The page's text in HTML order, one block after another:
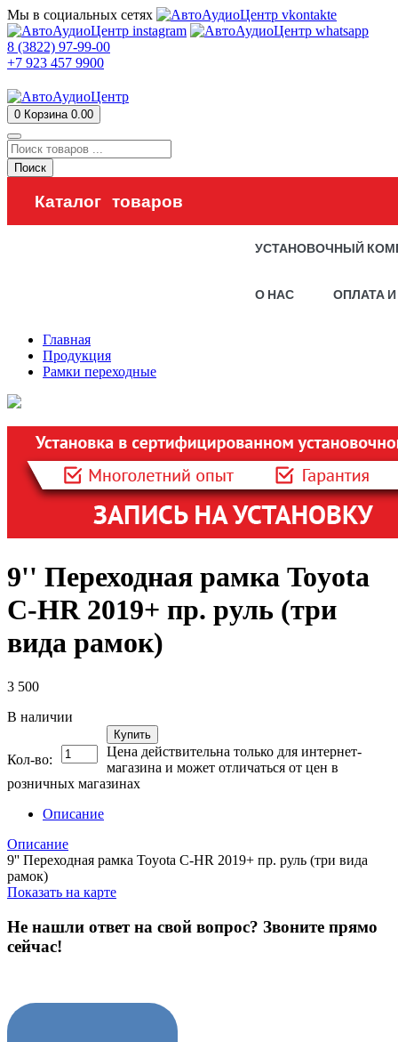
Мы в социальных сетях
8 (3822) 97-99-00
+7 923 457 9900
0 Корзина 0.00
Поиск
Каталог товаров
УСТАНОВОЧНЫЙ
О НАС ОПЛАТА
Главная
Продукция
Рамки переходные
9'' Переходная рамка Toyota
C-HR 2019+ пр. руль (три
вида рамок)
3 500
В наличии
Кол-во:
Купить
Цена действительна только для интернет-
магазина и может отличаться от цен в
розничных магазинах
Описание
Описание
9'' Переходная рамка Toyota C-HR 2019+ пр. руль (три вида
рамок)
Показать на карте
Не нашли ответ на свой вопрос? Звоните прямо
сейчас!